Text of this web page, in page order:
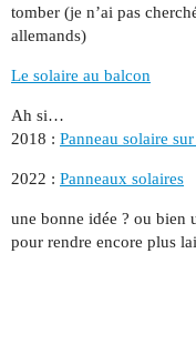
tomber (je n’ai pas
allemands)
Le solaire au balcon
Ah si…
2018 : Panneau solaire
2022 : Panneaux solaires
une bonne idée ? ou bien
pour rendre encore plus